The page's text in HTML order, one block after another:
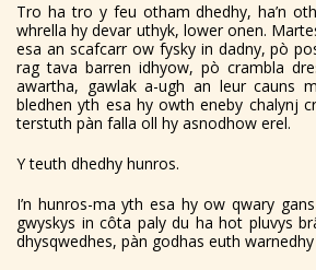
Tro ha tro y feu otham dhedhy, ha’n
whrella hy devar uthyk, lower onen.
esa an scafcarr ow fysky in dadny, pò
rag tava barren idhyow, pò crambla
awartha, gawlak a-ugh an leur cauns
bledhen yth esa hy owth eneby chalynj
terstuth pàn falla oll hy asnodhow erel.
Y teuth dhedhy hunros.
I’n hunros-ma yth esa hy ow qwary
gwyskys in côta paly du ha hot pluvys
dhysqwedhes, pàn godhas euth